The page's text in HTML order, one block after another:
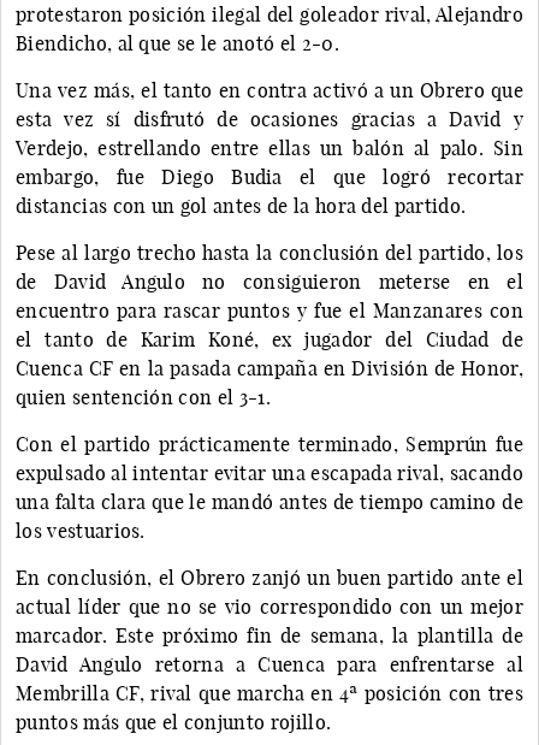
protestaron posición ilegal del goleador rival, Alejandro
Biendicho, al que se le anotó el 2-0.
Una vez más, el tanto en contra activó a un Obrero que
esta vez sí disfrutó de ocasiones gracias a David y
Verdejo, estrellando entre ellas un balón al palo. Sin
embargo, fue Diego Budia el que logró recortar
distancias con un gol antes de la hora del partido.
Pese al largo trecho hasta la conclusión del partido, los
de David Angulo no consiguieron meterse en el
encuentro para rascar puntos y fue el Manzanares con
el tanto de Karim Koné, ex jugador del Ciudad de
Cuenca CF en la pasada campaña en División de Honor,
quien sentención con el 3-1.
Con el partido prácticamente terminado, Semprún fue
expulsado al intentar evitar una escapada rival, sacando
una falta clara que le mandó antes de tiempo camino de
los vestuarios.
En conclusión, el Obrero zanjó un buen partido ante el
actual líder que no se vio correspondido con un mejor
marcador. Este próximo fin de semana, la plantilla de
David Angulo retorna a Cuenca para enfrentarse al
Membrilla CF, rival que marcha en 4ª posición con tres
puntos más que el conjunto rojillo.